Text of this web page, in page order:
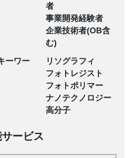
者
事業開発経験者
企業技術者(OB含
む)
ーワー
リソグラフィ
フォトレジスト
フォトポリマー
ナノテクノロジー
高分子
ービス